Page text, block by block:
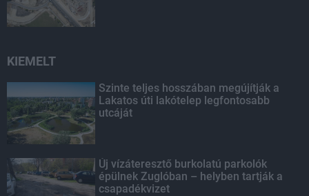
KIEMELT
Szinte teljes hosszában megújítják a
Lakatos úti lakótelep legfontosabb
utcáját
Új vízáteresztő burkolatú parkolók
épülnek Zuglóban – helyben tartják a
csapadékvizet